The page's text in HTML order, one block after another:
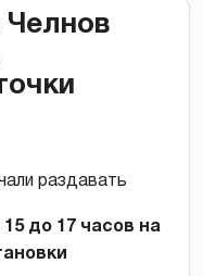
Челнов
до 17 часов на